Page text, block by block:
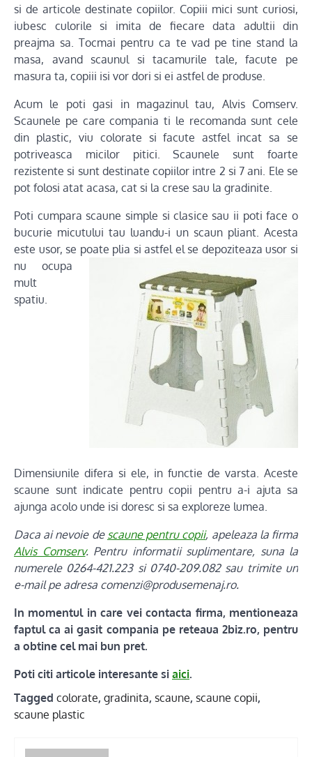
si de articole destinate copiilor. Copiii mici sunt curiosi,
iubesc culorile si imita de fiecare data adultii din
preajma sa. Tocmai pentru ca te vad pe tine stand la
masa, avand scaunul si tacamurile tale, facute pe
masura ta, copiii isi vor dori si ei astfel de produse.
Acum le poti gasi in magazinul tau, Alvis Comserv.
Scaunele pe care compania ti le recomanda sunt cele
din plastic, viu colorate si facute astfel incat sa se
potriveasca micilor pitici. Scaunele sunt foarte
rezistente si sunt destinate copiilor intre 2 si 7 ani. Ele se
pot folosi atat acasa, cat si la crese sau la gradinite.
Poti cumpara scaune simple si clasice sau ii poti face o
bucurie micutului tau luandu-i un scaun pliant. Acesta
este usor, se poate plia si astfel el se depoziteaza usor si
nu ocupa
mult
spatiu.
Dimensiunile difera si ele, in functie de varsta. Aceste
scaune sunt indicate pentru copii pentru a-i ajuta sa
ajunga acolo unde isi doresc si sa exploreze lumea.
Daca ai nevoie de scaune pentru copii, apeleaza la firma
Alvis Comserv. Pentru informatii suplimentare, suna la
numerele 0264-421.223 si 0740-209.082 sau trimite un
e-mail pe adresa comenzi@produsemenaj.ro.
In momentul in care vei contacta firma, mentioneaza
faptul ca ai gasit compania pe reteaua 2biz.ro, pentru
a obtine cel mai bun pret.
Poti citi articole interesante si aici.
Tagged colorate, gradinita, scaune, scaune copii,
scaune plastic